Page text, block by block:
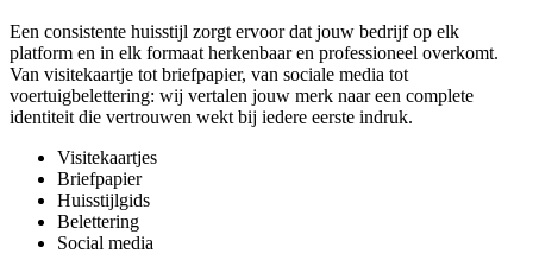
Een consistente huisstijl zorgt ervoor dat jouw bedrijf op elk
platform en in elk formaat herkenbaar en professioneel overkomt.
Van visitekaartje tot briefpapier, van sociale media tot
voertuigbelettering: wij vertalen jouw merk naar een complete
identiteit die vertrouwen wekt bij iedere eerste indruk.
Visitekaartjes
Briefpapier
Huisstijlgids
Belettering
Social media